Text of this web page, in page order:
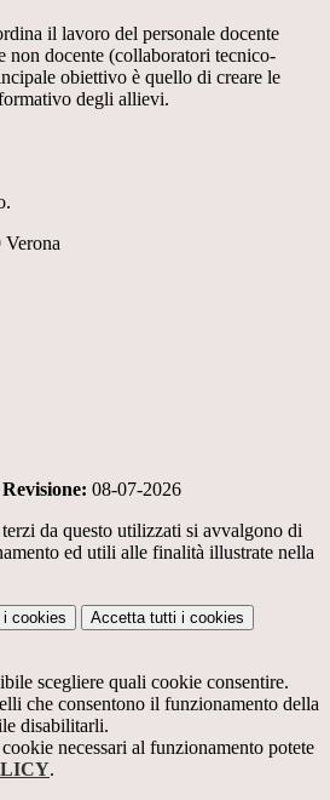
il lavoro del personale docente
non docente (collaboratori tecnico-
obiettivo è quello di creare le
degli allievi.
Revisione: 08-07-2026
da questo utilizzati si avvalgono di
ed utili alle finalità illustrate nella
i cookies Accetta tutti i cookies
scegliere quali cookie consentire.
che consentono il funzionamento della
disabilitarli.
necessari al funzionamento potete
.